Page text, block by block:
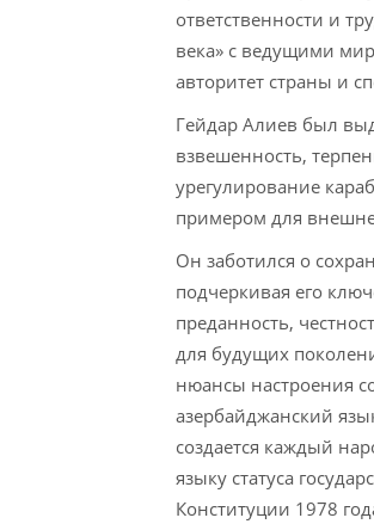
ответственности и
века» с ведущими
авторитет страны и
Гейдар Алиев был
взвешенность,
урегулирование
примером для
Он заботился о
подчеркивая его
преданность,
для будущих
нюансы настроения
азербайджанский
создается каждый
языку статуса
Конституции 1978